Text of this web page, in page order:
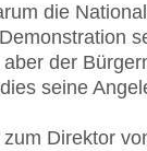
die
der
seine
Direktor